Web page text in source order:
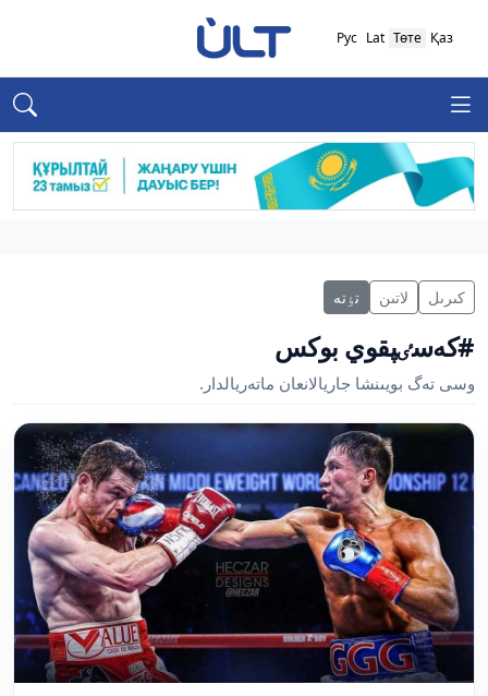
Қаз
Төте
Lat
Рус
كىرىل لاتىن تٶتە
#كەسٸپقوي بوكس
وسى تەگ بويىنشا جاريالانعان ماتەريالدار.